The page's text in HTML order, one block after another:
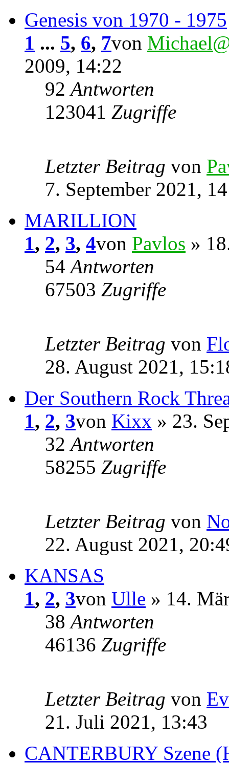
Genesis von 1970 - 1975
1 ... 5, 6, 7von
2009, 14:22
92Antworten
123041 Zugriffe
Letzter Beitrag von
7. September 2021,
MARILLION
1, 2, 3, 4von Pavlos »
54Antworten
67503 Zugriffe
Letzter Beitrag von
28. August 2021,
Der Southern Rock
1, 2, 3von Kixx » 23.
32Antworten
58255 Zugriffe
Letzter Beitrag von
22. August 2021,
KANSAS
1, 2, 3von Ulle » 14.
38Antworten
46136 Zugriffe
Letzter Beitrag von
21. Juli 2021, 13:43
CANTERBURY Szene